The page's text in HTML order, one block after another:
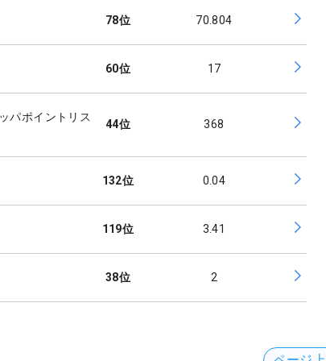
78位 70.804
60位 17
パポイントリス
44位 368
132位 0.04
119位 3.41
38位 2